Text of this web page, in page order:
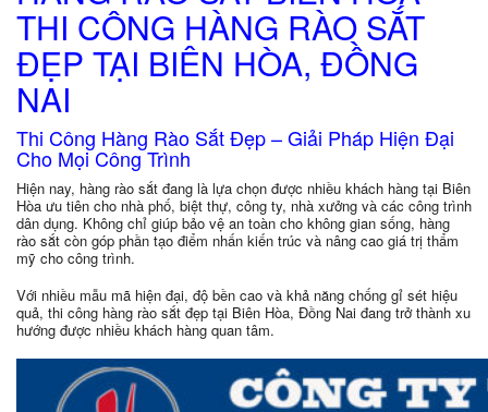
THI CÔNG HÀNG RÀO SẮT
ĐẸP TẠI BIÊN HÒA, ĐỒNG
NAI
Thi Công Hàng Rào Sắt Đẹp – Giải Pháp Hiện Đại
Cho Mọi Công Trình
Hiện nay, hàng rào sắt đang là lựa chọn được nhiều khách hàng tại Biên
Hòa ưu tiên cho nhà phố, biệt thự, công ty, nhà xưởng và các công trình
dân dụng. Không chỉ giúp bảo vệ an toàn cho không gian sống, hàng
rào sắt còn góp phần tạo điểm nhấn kiến trúc và nâng cao giá trị thẩm
mỹ cho công trình.
Với nhiều mẫu mã hiện đại, độ bền cao và khả năng chống gỉ sét hiệu
quả, thi công hàng rào sắt đẹp tại Biên Hòa, Đồng Nai đang trở thành xu
hướng được nhiều khách hàng quan tâm.